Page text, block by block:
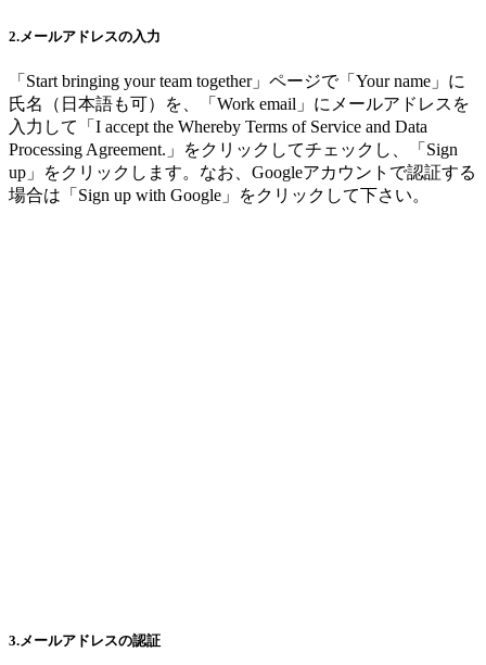
2.メールアドレスの入力
「Start bringing your team together」ページで「Your name」に
氏名（日本語も可）を、「Work email」にメールアドレスを
入力して「I accept the Whereby Terms of Service and Data
Processing Agreement.」をクリックしてチェックし、「Sign
up」をクリックします。なお、Googleアカウントで認証する
場合は「Sign up with Google」をクリックして下さい。
3.メールアドレスの認証